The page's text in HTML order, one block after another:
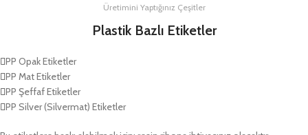
Üretimini Yaptığınız Çeşitler
Plastik Bazlı Etiketler
PP Opak Etiketler
PP Mat Etiketler
PP Şeffaf Etiketler
PP Silver (Silvermat) Etiketler